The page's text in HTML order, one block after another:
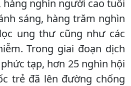
nghìn người cao tuổi
sáng, hàng trăm nghìn
ung thư cũng như các
Trong giai đoạn dịch
tạp, hơn 25 nghìn hội
trẻ đã lên đường chống